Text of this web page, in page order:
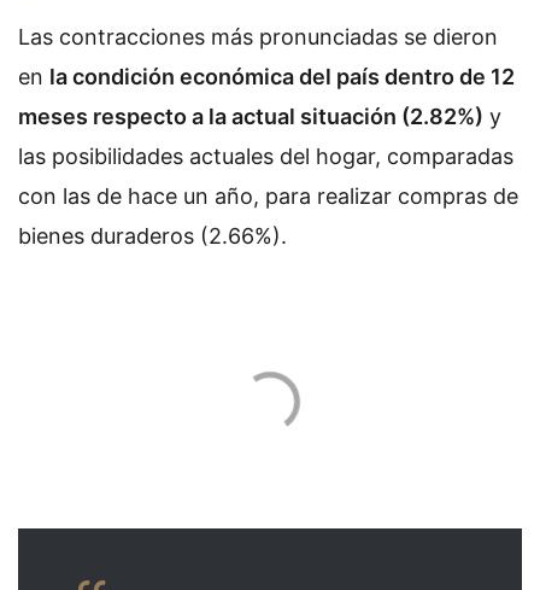
Las contracciones más pronunciadas se dieron
en la condición económica del país dentro de 12
meses respecto a la actual situación (2.82%) y
las posibilidades actuales del hogar, comparadas
con las de hace un año, para realizar compras de
bienes duraderos (2.66%).